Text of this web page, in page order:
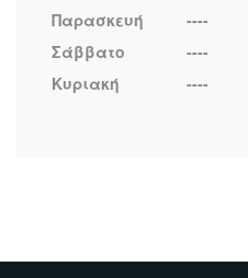
Παρασκευή
----
Σάββατο
----
Κυριακή
----